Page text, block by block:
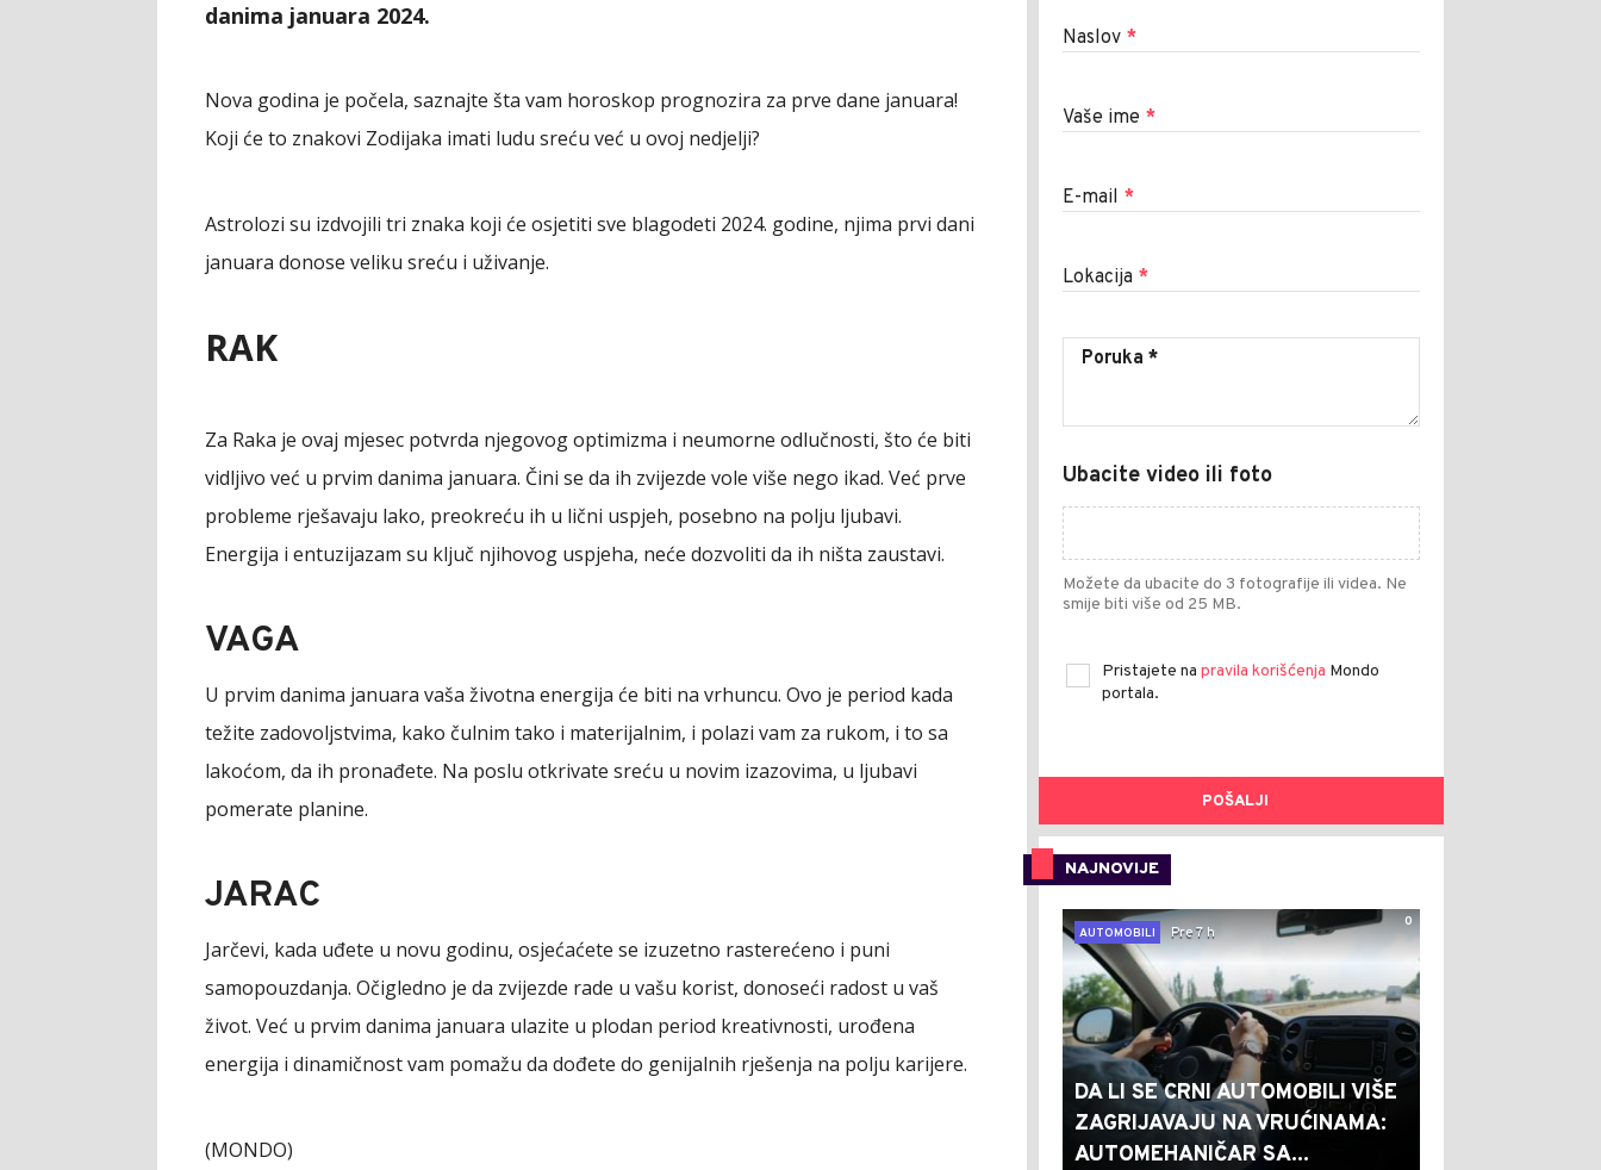
danima januara 2024.
Nova godina je počela, saznajte šta vam horoskop prognozira za prve dane januara!
Koji će to znakovi Zodijaka imati ludu sreću već u ovoj nedjelji?
Astrolozi su izdvojili tri znaka koji će osjetiti sve blagodeti 2024. godine, njima prvi dani
januara donose veliku sreću i uživanje.
RAK
Za Raka je ovaj mjesec potvrda njegovog optimizma i neumorne odlučnosti, što će biti
vidljivo već u prvim danima januara. Čini se da ih zvijezde vole više nego ikad. Već prve
probleme rješavaju lako, preokreću ih u lični uspjeh, posebno na polju ljubavi.
Energija i entuzijazam su ključ njihovog uspjeha, neće dozvoliti da ih ništa zaustavi.
VAGA
U prvim danima januara vaša životna energija će biti na vrhuncu. Ovo je period kada
težite zadovoljstvima, kako čulnim tako i materijalnim, i polazi vam za rukom, i to sa
lakoćom, da ih pronađete. Na poslu otkrivate sreću u novim izazovima, u ljubavi
pomerate planine.
JARAC
Jarčevi, kada uđete u novu godinu, osjećaćete se izuzetno rasterećeno i puni
samopouzdanja. Očigledno je da zvijezde rade u vašu korist, donoseći radost u vaš
život. Već u prvim danima januara ulazite u plodan period kreativnosti, urođena
energija i dinamičnost vam pomažu da dođete do genijalnih rješenja na polju karijere.
(MONDO)
Naslov *
Vaše ime *
E-mail *
Lokacija *
Ubacite video ili foto
Možete da ubacite do 3 fotografije ili videa. Ne
smije biti više od 25 MB.
Pristajete na pravila korišćenja Mondo
portala.
POŠALJI
NAJNOVIJE
0
AUTOMOBILI
Pre 7 h
DA LI SE CRNI AUTOMOBILI VIŠE
ZAGRIJAVAJU NA VRUĆINAMA:
AUTOMEHANIČAR SA...